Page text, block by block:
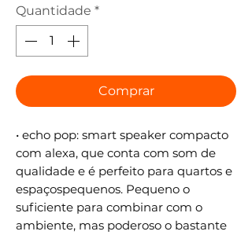
Quantidade *
Comprar
• echo pop: smart speaker compacto
com alexa, que conta com som de
qualidade e é perfeito para quartos e
espaçospequenos. Pequeno o
suficiente para combinar com o
ambiente, mas poderoso o bastante